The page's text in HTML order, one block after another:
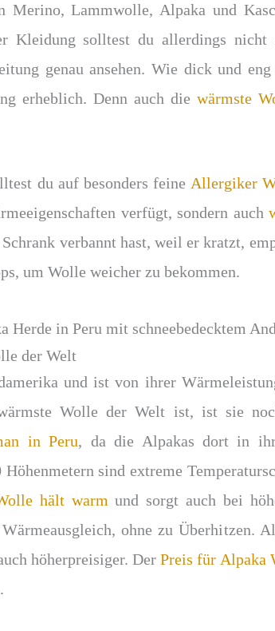
Merino, Lammwolle, Alpaka und
Kleidung solltest du allerdings
genau ansehen. Wie dick und
erheblich. Denn auch die wärmste
du auf besonders feine Allergiker
verfügt, sondern auch
verbannt hast, weil er kratzt,
um Wolle weicher zu bekommen.
der Welt
und ist von ihrer
Wolle der Welt ist, ist sie
in Peru, da die Alpakas dort in
sind extreme
hält warm und sorgt auch bei
ohne zu Überhitzen.
höherpreisiger. DerPreis für Alpaka